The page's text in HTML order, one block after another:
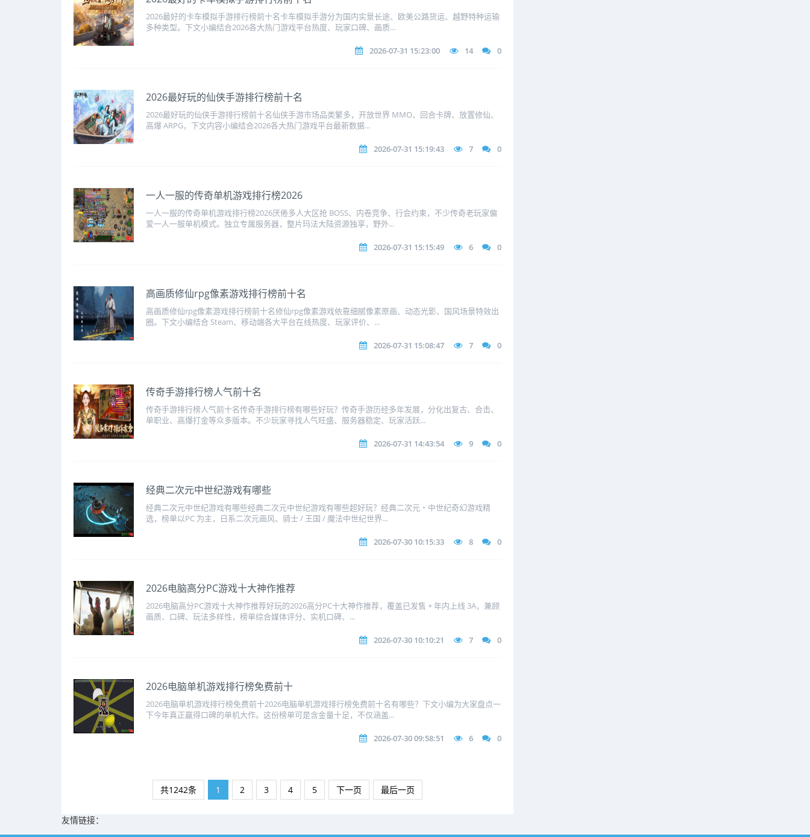
2026最好的卡车模拟手游排行榜前十名卡车模拟手游分为国内实景长途、欧美公路货运、越野特种运输
多种类型。下文小编结合2026各大热门游戏平台热度、玩家口碑、画质...
2026-07-31 15:23:00 14 0
2026最好玩的仙侠手游排行榜前十名
2026最好玩的仙侠手游排行榜前十名仙侠手游市场品类繁多，开放世界 MMO、回合卡牌、放置修仙、
高爆 ARPG，下文内容小编结合2026各大热门游戏平台最新数据...
2026-07-31 15:19:43 7 0
一人一服的传奇单机游戏排行榜2026
一人一服的传奇单机游戏排行榜2026厌倦多人大区抢 BOSS、内卷竞争、行会约束，不少传奇老玩家偏
爱一人一服单机模式。独立专属服务器，整片玛法大陆资源独享，野外...
2026-07-31 15:15:49 6 0
高画质修仙rpg像素游戏排行榜前十名
高画质修仙rpg像素游戏排行榜前十名修仙rpg像素游戏依靠细腻像素原画、动态光影、国风场景特效出
圈。下文小编结合 Steam、移动端各大平台在线热度、玩家评价、...
2026-07-31 15:08:47 7 0
传奇手游排行榜人气前十名
传奇手游排行榜人气前十名传奇手游排行榜有哪些好玩？传奇手游历经多年发展，分化出复古、合击、
单职业、高爆打金等众多版本。不少玩家寻找人气旺盛、服务器稳定、玩家活跃...
2026-07-31 14:43:54 9 0
经典二次元中世纪游戏有哪些
经典二次元中世纪游戏有哪些经典二次元中世纪游戏有哪些超好玩？经典二次元・中世纪奇幻游戏精
选，榜单以PC 为主，日系二次元画风、骑士 / 王国 / 魔法中世纪世界...
2026-07-30 10:15:33 8 0
2026电脑高分PC游戏十大神作推荐
2026电脑高分PC游戏十大神作推荐好玩的2026高分PC十大神作推荐，覆盖已发售 + 年内上线 3A，兼顾
画质、口碑、玩法多样性，榜单综合媒体评分、实机口碑、...
2026-07-30 10:10:21 7 0
2026电脑单机游戏排行榜免费前十
2026电脑单机游戏排行榜免费前十2026电脑单机游戏排行榜免费前十名有哪些？下文小编为大家盘点一
下今年真正赢得口碑的单机大作。这份榜单可是含金量十足，不仅涵盖...
2026-07-30 09:58:51 6 0
共1242条 1 2 3 4 5 下一页 最后一页
友情链接：